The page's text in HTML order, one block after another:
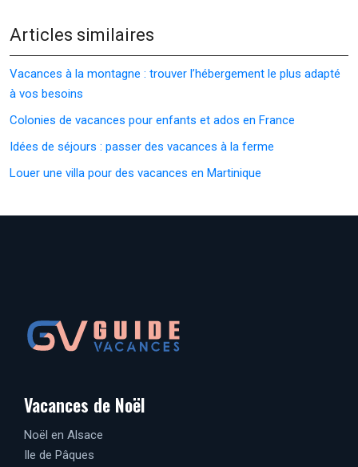
Articles similaires
Vacances à la montagne : trouver l’hébergement le plus adapté
à vos besoins
Colonies de vacances pour enfants et ados en France
Idées de séjours : passer des vacances à la ferme
Louer une villa pour des vacances en Martinique
Vacances de Noël
Noël en Alsace
Ile de Pâques